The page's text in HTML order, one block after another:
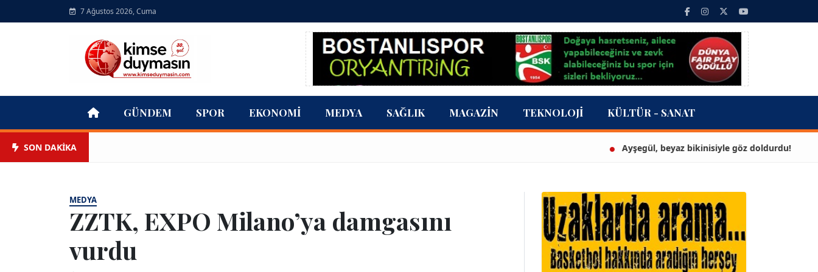
7 Ağustos 2026, Cuma
GÜNDEM SPOR EKONOMI MEDYA SAĞLIK MAGAZIN TEKNOLOJI KÜLTÜR - SANAT
SON DAKİKA Ayşegül, beyaz bikinisiyle göz doldurdu!
MEDYA
ZZTK, EXPO Milano’ya damgasını
vurdu